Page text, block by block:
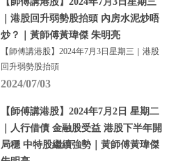
｜港股回升弱勢股抬頭 內房水泥炒唔
炒？｜黃師傅黃瑋傑 朱明亮
【師傅講港股】2024年7月3日星期三｜港股
回升弱勢股抬頭
2024/07/03
【師傅講港股】2024年7月2日 星期二
｜人行借債 金融股受益 港股下半年開
局穩 中特股繼續強勢｜黃師傅黃瑋傑